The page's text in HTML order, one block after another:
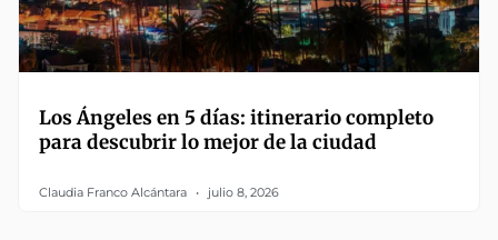
Los Ángeles en 5 días: itinerario completo
para descubrir lo mejor de la ciudad
Claudia Franco Alcántara julio 8, 2026